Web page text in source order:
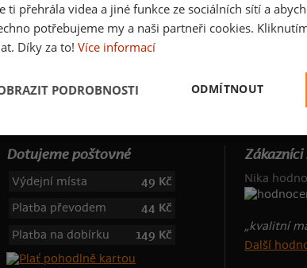
Dotujeme poštovné
Výdejní místa
49 Kč
Platba převodem
44 Kč
Platba na dobírku
149 Kč
Nika
„kvalitní
Další
ti přehrála videa a jiné funkce ze sociálních sítí a
potřebujeme my a naši partneři cookies.
Díky za to! Více informací
ODMÍTNOUT
PODROBNOSTI